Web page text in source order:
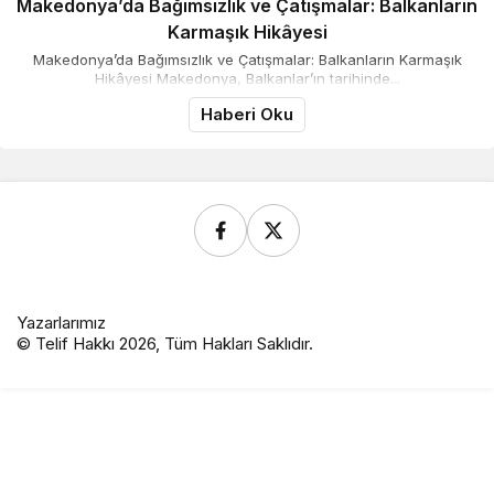
Makedonya’da Bağımsızlık ve Çatışmalar: Balkanların
Karmaşık Hikâyesi
Makedonya’da Bağımsızlık ve Çatışmalar: Balkanların Karmaşık
Hikâyesi Makedonya, Balkanlar’ın tarihinde...
Haberi Oku
Yazarlarımız
© Telif Hakkı 2026, Tüm Hakları Saklıdır.